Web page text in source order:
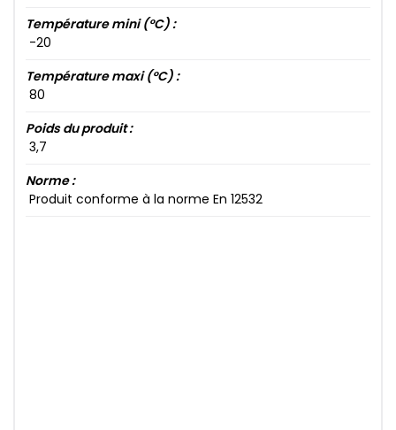
Température mini (°C) :
-20​
Température maxi (°C) :
80​
Poids du produit :
3​,7​
Norme :
Produit conforme à la norme En 12532